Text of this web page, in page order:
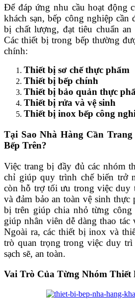
Để đáp ứng nhu cầu hoạt động
khách sạn, bếp công nghiệp cần
bị chất lượng, đạt tiêu chuẩn
Các thiết bị trong bếp thường
chính:
Thiết bị sơ chế thực phẩm
Thiết bị bếp chính
Thiết bị bảo quản thực
Thiết bị rửa và vệ sinh
Thiết bị inox bếp công
Tại Sao Nhà Hàng Cần
Bếp Trên?
Việc trang bị đầy đủ các nhóm
chỉ giúp quy trình chế biến trở
còn hỗ trợ tối ưu trong việc duy
và đảm bảo an toàn vệ sinh thực
bị trên giúp chia nhỏ từng công
giúp nhân viên dễ dàng thao
Ngoài ra, các thiết bị inox và
trò quan trọng trong việc duy
sạch sẽ, an toàn.
Vai Trò Của Từng Nhóm Thiết